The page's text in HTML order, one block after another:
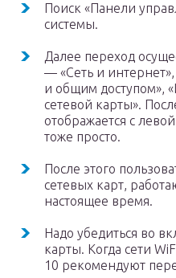
Поиск «Панели
системы.
Далее переход
— «Сеть и
и общим доступом»,
сетевой карты».
отображается с
тоже просто.
После этого
сетевых карт,
настоящее время.
Надо убедиться во
карты. Когда сети
10 рекомендуют